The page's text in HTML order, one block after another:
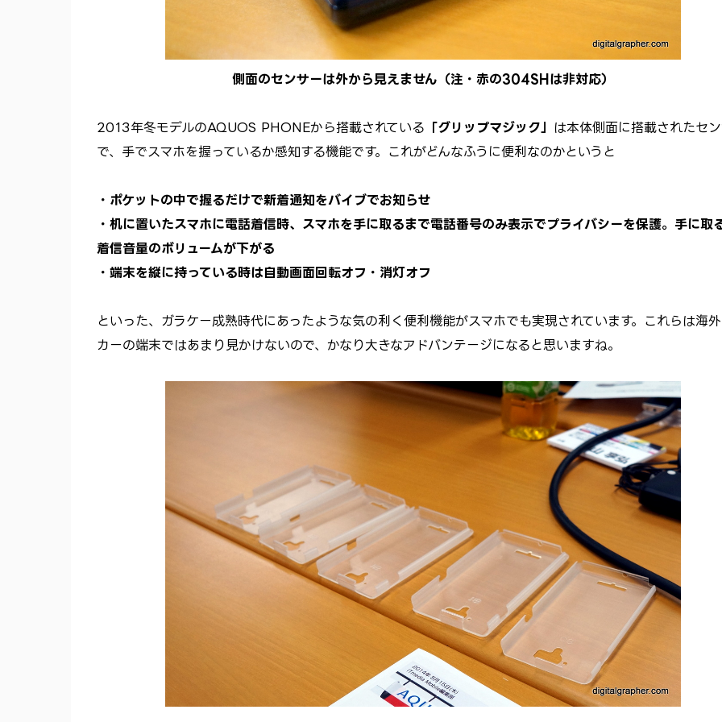
側面のセンサーは外から見えません（注・赤の304SHは非対応）
2013年冬モデルのAQUOS PHONEから搭載されている 「グリップマジック」
は本体側面に搭載されたセ
で、手でスマホを握っているか感知する機能です。これがどんなふうに便利なのかというと
・ポケットの中で握るだけで新着通知をバイブでお知らせ
・机に置いたスマホに電話着信時、スマホを手に取るまで電話番号のみ表示でプライバシーを保護。手に取
着信音量のボリュームが下がる
・端末を縦に持っている時は自動画面回転オフ・消灯オフ
といった、ガラケー成熟時代にあったような気の利く便利機能がスマホでも実現されています。これらは海
カーの端末ではあまり見かけないので、かなり大きなアドバンテージになると思いますね。